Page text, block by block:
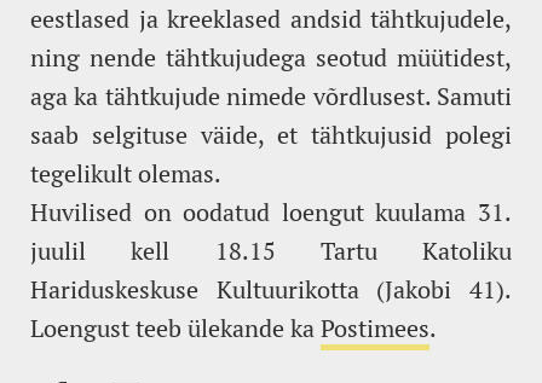
eestlased ja kreeklased andsid tähtkujudele,
ning nende tähtkujudega seotud müütidest,
aga ka tähtkujude nimede võrdlusest. Samuti
saab selgituse väide, et tähtkujusid polegi
tegelikult olemas.
Huvilised on oodatud loengut kuulama 31.
juulil kell 18.15 Tartu Katoliku
Hariduskeskuse Kultuurikotta (Jakobi 41).
Loengust teeb ülekande kaPostimees.